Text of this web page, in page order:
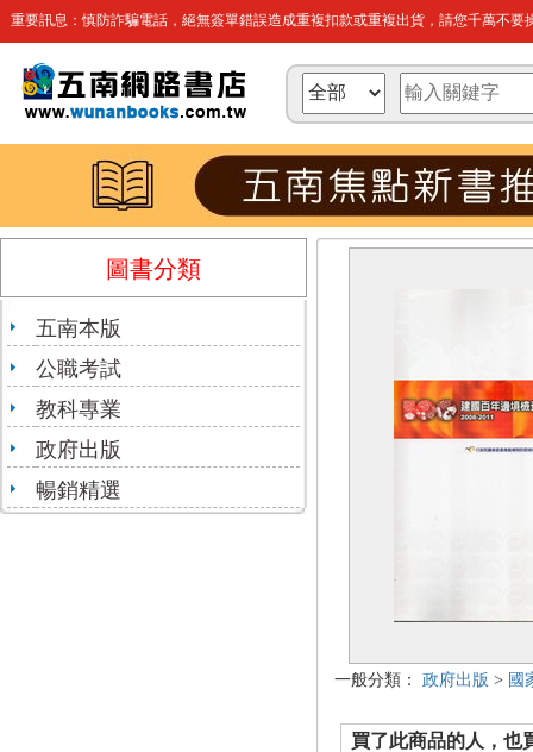
重要訊息：慎防詐騙電話，絕無簽單錯誤造成重複扣款或重複出貨，請您千萬不要
圖書分類
五南本版
公職考試
教科專業
政府出版
暢銷精選
一般分類： 政府出版 > 國
買了此商品的人，也